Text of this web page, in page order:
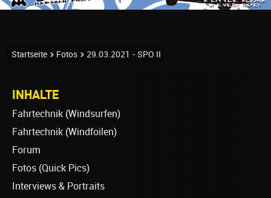
Startseite Fotos 29.03.2021 - SPO II
INHALTE
Fahrtechnik (Windsurfen)
Fahrtechnik (Windfoilen)
Forum
Fotos (Quick Pics)
Interviews & Portraits